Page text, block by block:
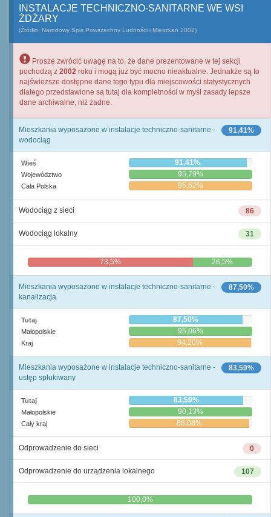
INSTALACJE TECHNICZNO-SANITARNE WE WSI
ŻDŻARY
(Źródło: Narodowy Spis Powszechny Ludności i Mieszkań 2002)
Proszę zwrócić uwagę na to, że dane prezentowane w tej sekcji
pochodzą z 2002 roku i mogą już być mocno nieaktualne. Jednakże są to
najświeższe dostępne dane tego typu dla miejscowości statystycznych
dlatego przedstawione są tutaj dla kompletności w myśl zasady lepsze
dane archiwalne, niż żadne.
91,41%
Mieszkania wyposażone w instalacje techniczno-sanitarne -
wodociąg
Wieś 91,41%
Województwo 95,79%
Cała Polska 95,62%
86
Wodociąg z sieci
31
Wodociąg lokalny
73,5% 26,5%
87,50%
Mieszkania wyposażone w instalacje techniczno-sanitarne -
kanalizacja
Tutaj 87,50%
Małopolskie 95,06%
Kraj 94,20%
83,59%
Mieszkania wyposażone w instalacje techniczno-sanitarne -
ustęp spłukiwany
Tutaj 83,59%
Małopolskie 90,13%
Cały kraj 88,08%
0
Odprowadzenie do sieci
107
Odprowadzenie do urządzenia lokalnego
0,0% 100,0%